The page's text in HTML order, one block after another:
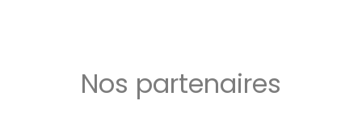
Nos partenaires